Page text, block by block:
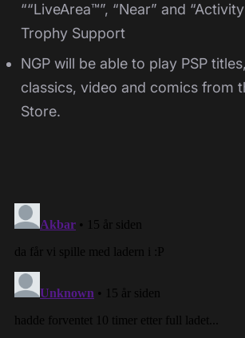
““LiveArea™”, “Near” and
Trophy Support
NGP will be able to play PSP
classics, video and comics from
Store.